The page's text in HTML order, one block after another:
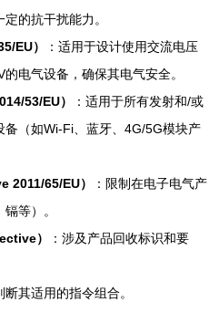
的抗干扰能力。
EU）
：适用于设计使用交流电压
电气设备，确保其电气安全。
53/EU）
：适用于所有发射和/或
（如Wi-Fi、蓝牙、4G/5G模块产
2011/65/EU）
：限制在电子电气产
等）。
）
：涉及产品回收标识和要
其适用的指令组合。